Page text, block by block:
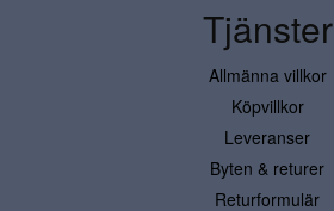
Tjänster
Allmänna villkor
Köpvillkor
Leveranser
Byten & returer
Returformulär